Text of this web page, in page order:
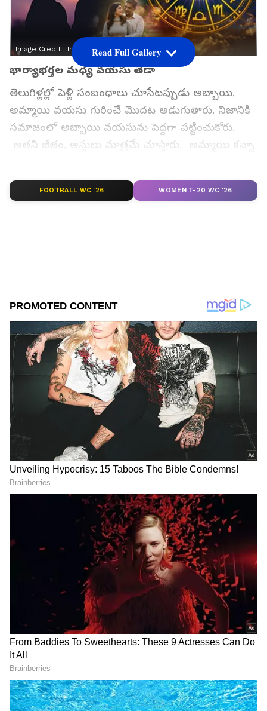
Image Credit : Instagram
భార్యాభర్తల మధ్య వయసు తేడా
తెలుగిళ్లల్లో పెళ్లి సంబంధాలు చూసేటప్పుడు అబ్బాయి,
అమ్మాయి వయసు గురించే మొదట అడుగుతారు. నిజానికి
సమాజంలో అబ్బాయి వయసును పెద్దగా పట్టించుకోరు.
అతని జీతం, ఆస్తులు మాత్రమే చూస్తారు. అమ్మాయి కన్నా
పట్టించుకోరు. నిజానికి భార్యభర్తల మధ్య వయసు తేడా
చూసుకుని పెళ్లి చేయడం చాలా ముఖ్యం. ఆచార్య
గూగుల్‌లో ఆసక్తికరమైన సమాచారం కోసం ఏసియానెట్ తెలుగు
ను మీ ఫ్రిఫర్డ్ సోర్స్ గా ఎంచుకోండి
Image Credit :Asianet News
వయసు తేడా తక్కువగా ఉంటే
భార్యాభర్తల మధ్య వయసు తేడా తక్కువగా ఉంటే వారి
మధ్య అవగాహనఎక్కువగా ఉంటుందని చాణక్యుడు
Read Full Gallery
FOOTBALL WC '26 WOMEN T-20 WC '26